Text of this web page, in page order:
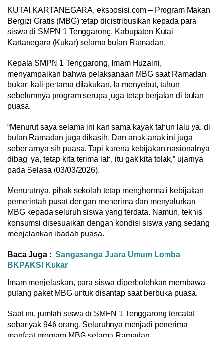
KUTAI KARTANEGARA, eksposisi.com – Program Makan
Bergizi Gratis (MBG) tetap didistribusikan kepada para
siswa di SMPN 1 Tenggarong, Kabupaten Kutai
Kartanegara (Kukar) selama bulan Ramadan.
Kepala SMPN 1 Tenggarong, Imam Huzaini,
menyampaikan bahwa pelaksanaan MBG saat Ramadan
bukan kali pertama dilakukan. Ia menyebut, tahun
sebelumnya program serupa juga tetap berjalan di bulan
puasa.
“Menurut saya selama ini kan sama kayak tahun lalu ya, di
bulan Ramadan juga dikasih. Dan anak-anak ini juga
sebenarnya sih puasa. Tapi karena kebijakan nasionalnya
dibagi ya, tetap kita terima lah, itu gak kita tolak,” ujarnya
pada Selasa (03/03/2026).
Menurutnya, pihak sekolah tetap menghormati kebijakan
pemerintah pusat dengan menerima dan menyalurkan
MBG kepada seluruh siswa yang terdata. Namun, teknis
konsumsi disesuaikan dengan kondisi siswa yang sedang
menjalankan ibadah puasa.
Baca Juga : Sangasanga Juara Umum Lomba
BKPAKSI Kukar
Imam menjelaskan, para siswa diperbolehkan membawa
pulang paket MBG untuk disantap saat berbuka puasa.
Saat ini, jumlah siswa di SMPN 1 Tenggarong tercatat
sebanyak 946 orang. Seluruhnya menjadi penerima